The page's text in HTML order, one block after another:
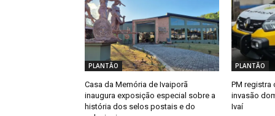
PLANTÃO
Casa da Memória de Ivaiporã
inaugura exposição especial sobre a
história dos selos postais e do
PLANTÃO
PM registra
invasão
Ivaí